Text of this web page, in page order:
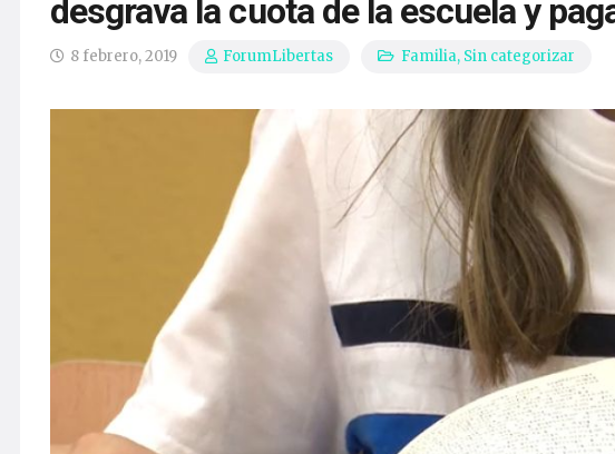
desgrava la cuota de la escuela y
8 febrero, 2019 ForumLibertas Familia, Sin categorizar